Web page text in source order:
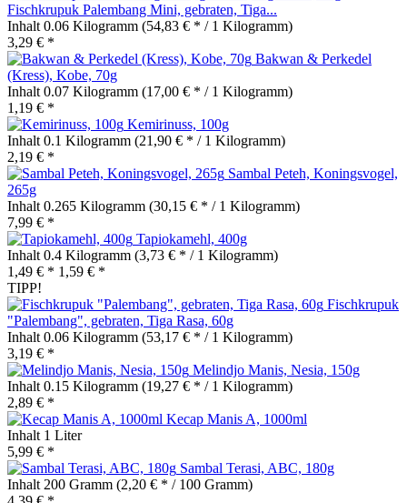
Fischkrupuk Palembang Mini, gebraten, Tiga...
Inhalt 0.06 Kilogramm (54,83 € * / 1 Kilogramm)
3,29 € *
Bakwan & Perkedel
(Kress), Kobe, 70g
Inhalt 0.07 Kilogramm (17,00 € * / 1 Kilogramm)
1,19 € *
Kemirinuss, 100g
Inhalt 0.1 Kilogramm (21,90 € * / 1 Kilogramm)
2,19 € *
Sambal Peteh, Koningsvogel,
265g
Inhalt 0.265 Kilogramm (30,15 € * / 1 Kilogramm)
7,99 € *
Tapiokamehl, 400g
Inhalt 0.4 Kilogramm (3,73 € * / 1 Kilogramm)
1,49 € * 1,59 € *
TIPP!
Fischkrupuk
"Palembang", gebraten, Tiga Rasa, 60g
Inhalt 0.06 Kilogramm (53,17 € * / 1 Kilogramm)
3,19 € *
Melindjo Manis, Nesia, 150g
Inhalt 0.15 Kilogramm (19,27 € * / 1 Kilogramm)
2,89 € *
Kecap Manis A, 1000ml
Inhalt 1 Liter
5,99 € *
Sambal Terasi, ABC, 180g
Inhalt 200 Gramm (2,20 € * / 100 Gramm)